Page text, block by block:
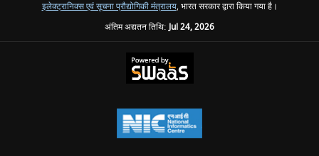
इलेक्ट्रानिक्स एवं सूचना प्रौद्योगिकी मंत्रालय, भारत सरकार द्वारा किया गया है।
अंतिम अद्यतन तिथि:Jul 24, 2026